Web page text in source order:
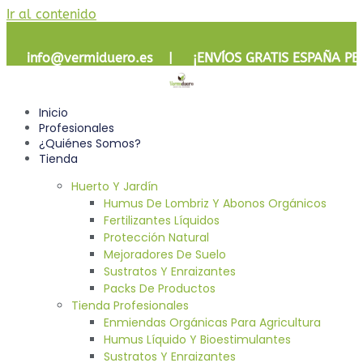
Ir al contenido
info@vermiduero.es | ¡ENVÍOS GRATISESPAÑA
Inicio
Profesionales
¿Quiénes Somos?
Tienda
Huerto Y Jardín
Humus De Lombriz Y Abonos Orgánicos
Fertilizantes Líquidos
Protección Natural
Mejoradores De Suelo
Sustratos Y Enraizantes
Packs De Productos
Tienda Profesionales
Enmiendas Orgánicas Para Agricultura
Humus Líquido Y Bioestimulantes
Sustratos Y Enraizantes